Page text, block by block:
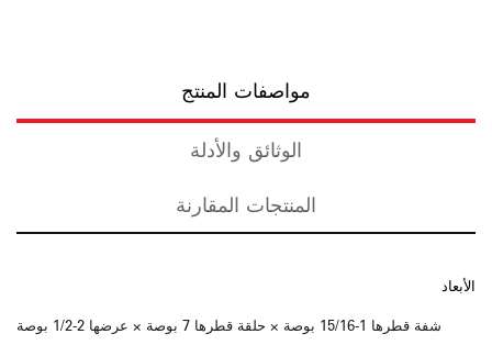
مواصفات المنتج
الوثائق والأدلة
المنتجات المقارنة
الأبعاد
شفة قطرها 1-15/16 بوصة × حلقة قطرها 7 بوصة × عرضها 2-1/2 بوصة